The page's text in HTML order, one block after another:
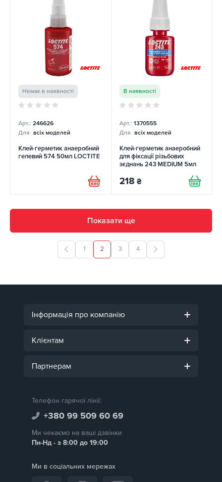
Немає в наявності
Арт.: 246626
Для всіх моделей
Клей-герметик анаеробний
гелевий 574 50мл LOCTITE
В наявності
Арт.: 1370555
Для всіх моделей
Клей-герметик анаеробний
для фіксації різьбових
зєднань 243 MEDIUM 5мл
218 ₴
Показати ще
1 2 3 4
Інформація про компанію
Клієнтам
Партнерам
Телефон гарячої лінії:
+380 99 509 60 69
Ми чекаємо на ваші дзвінки
Пн-Нд - з 8:00 до 19:00
Ми в соціальних мережах